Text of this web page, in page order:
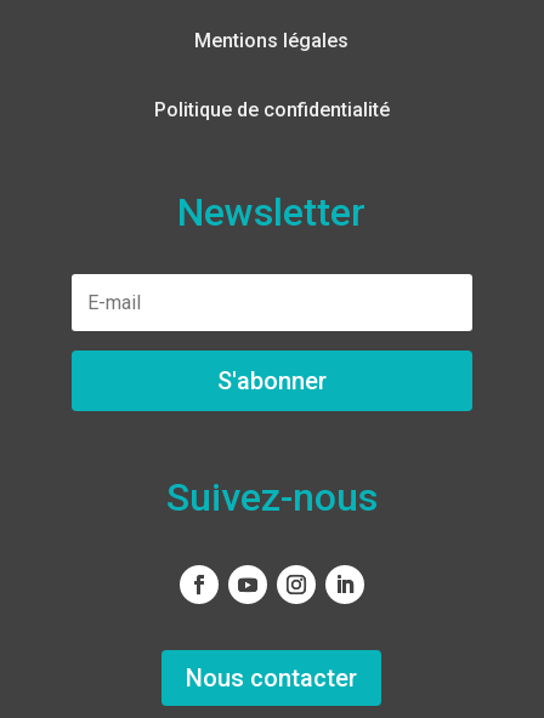
Mentions légales
Politique de confidentialité
Newsletter
S'abonner
Suivez-nous
Nous contacter